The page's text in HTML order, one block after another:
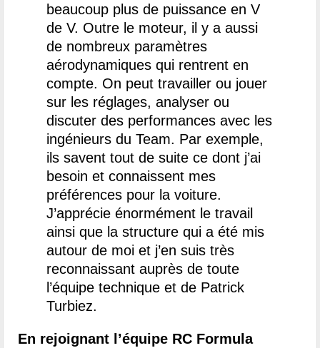
beaucoup plus de puissance en V
de V. Outre le moteur, il y a aussi
de nombreux paramètres
aérodynamiques qui rentrent en
compte. On peut travailler ou jouer
sur les réglages, analyser ou
discuter des performances avec les
ingénieurs du Team. Par exemple,
ils savent tout de suite ce dont j’ai
besoin et connaissent mes
préférences pour la voiture.
J’apprécie énormément le travail
ainsi que la structure qui a été mis
autour de moi et j’en suis très
reconnaissant auprès de toute
l’équipe technique et de Patrick
Turbiez.
En rejoignant l’équipe RC Formula